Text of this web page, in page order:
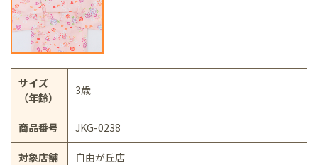
サイズ
（年齢）
3歳
商品番号 JKG-0238
対象店舗 自由が丘店